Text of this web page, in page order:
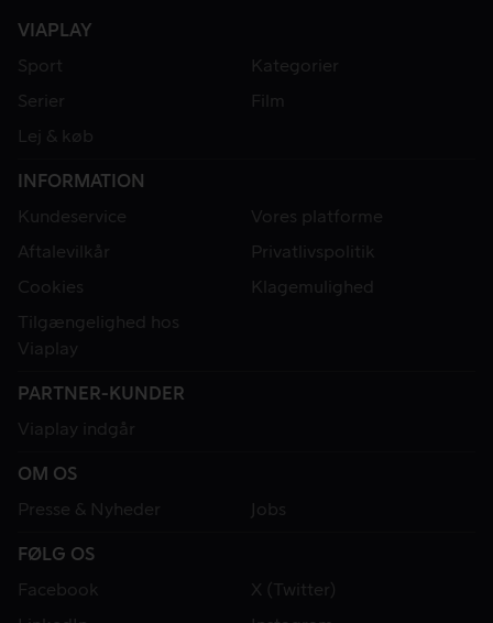
VIAPLAY
Sport
Kategorier
Serier
Film
Lej & køb
INFORMATION
Kundeservice
Vores platforme
Aftalevilkår
Privatlivspolitik
Cookies
Klagemulighed
Tilgængelighed hos
Viaplay
PARTNER-KUNDER
Viaplay indgår
OM OS
Presse & Nyheder
Jobs
FØLG OS
Facebook
X (Twitter)